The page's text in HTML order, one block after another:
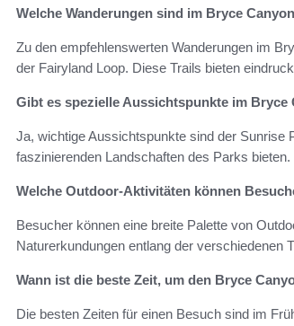
Welche Wanderungen sind im Bryce
Zu den empfehlenswerten Wanderungen im
der Fairyland Loop. Diese Trails bieten
Gibt es spezielle Aussichtspunkte im Bryce
Ja, wichtige Aussichtspunkte sind der Sunrise
faszinierenden Landschaften des Parks bieten.
Welche Outdoor-Aktivitäten können
Besucher können eine breite Palette von
Naturerkundungen entlang der verschiedenen
Wann ist die beste Zeit, um den Bryce
Die besten Zeiten für einen Besuch sind im